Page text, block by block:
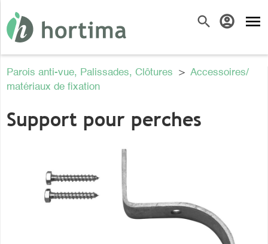
search account_circle menu
Parois anti-vue, Palissades, Clôtures > Accessoires/
matériaux de fixation
Support pour perches